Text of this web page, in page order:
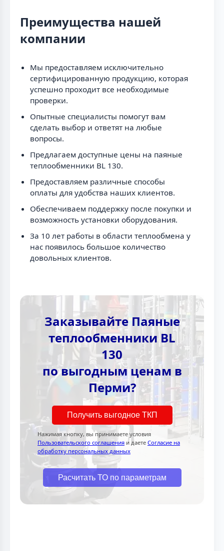
Преимущества нашей
компании
Мы предоставляем исключительно
сертифицированную продукцию, которая
успешно проходит все необходимые
проверки.
Опытные специалисты помогут вам
сделать выбор и ответят на любые
вопросы.
Предлагаем доступные цены на паяные
теплообменники BL 130.
Предоставляем различные способы
оплаты для удобства наших клиентов.
Обеспечиваем поддержку после покупки и
возможность установки оборудования.
За 10 лет работы в области теплообмена у
нас появилось большое количество
довольных клиентов.
Заказывайте Паяные
теплообменники BL
130
по выгодным ценам в
Перми?
Получить выгодное ТКП
Нажимая кнопку, вы принимаете условия
Пользовательского соглашения и даете Согласие на
обработку персональных данных
Расчитать ТО по параметрам